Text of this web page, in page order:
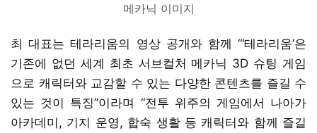
메카닉 이미지
최 대표는 테라리움의 영상 공개와 함께 “‘테라리움’은
기존에 없던 세계 최초 서브컬처 메카닉 3D 슈팅 게임
으로 캐릭터와 교감할 수 있는 다양한 콘텐츠를 즐길 수
있는 것이 특징”이라며 “전투 위주의 게임에서 나아가
아카데미, 기지 운영, 합숙 생활 등 캐릭터와 함께 즐길